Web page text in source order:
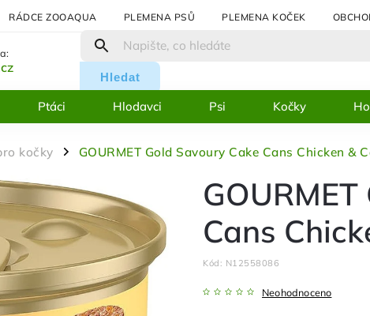
RÁDCE ZOOAQUA PLEMENA PSŮ PLEMENA KOČEK
Hledat
Ptáci Hlodavci Psi Kočky
kočky / GOURMET Gold Savoury Cake Cans Chicken &
Cans
Kód: N12558086
Neohodnoceno